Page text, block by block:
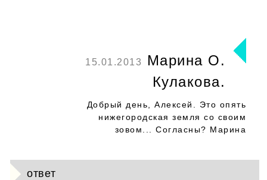
15.01.2013
Марина О.
Кулакова.
Добрый день, Алексей. Это опять
нижегородская земля со своим
зовом... Согласны? Марина
ответ